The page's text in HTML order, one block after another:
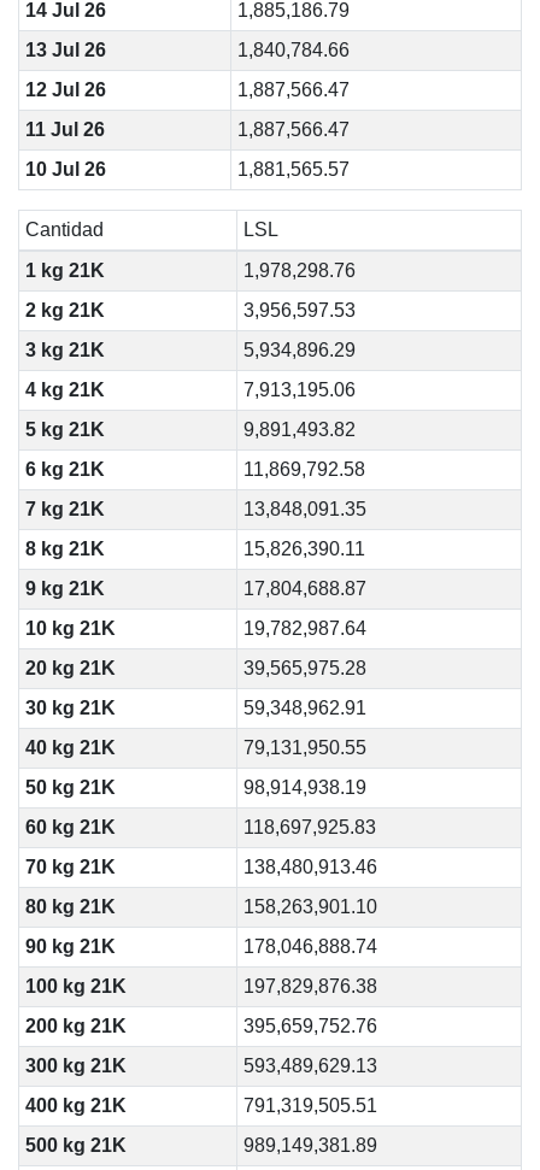
14 Jul 26
1,885,186.79
13 Jul 26
1,840,784.66
12 Jul 26
1,887,566.47
11 Jul 26
1,887,566.47
10 Jul 26
1,881,565.57
Cantidad
LSL
1 kg 21K
1,978,298.76
2 kg 21K
3,956,597.53
3 kg 21K
5,934,896.29
4 kg 21K
7,913,195.06
5 kg 21K
9,891,493.82
6 kg 21K
11,869,792.58
7 kg 21K
13,848,091.35
8 kg 21K
15,826,390.11
9 kg 21K
17,804,688.87
10 kg 21K
19,782,987.64
20 kg 21K
39,565,975.28
30 kg 21K
59,348,962.91
40 kg 21K
79,131,950.55
50 kg 21K
98,914,938.19
60 kg 21K
118,697,925.83
70 kg 21K
138,480,913.46
80 kg 21K
158,263,901.10
90 kg 21K
178,046,888.74
100 kg 21K
197,829,876.38
200 kg 21K
395,659,752.76
300 kg 21K
593,489,629.13
400 kg 21K
791,319,505.51
500 kg 21K
989,149,381.89